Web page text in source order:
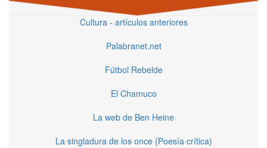
Cultura - artículos anteriores
Palabranet.net
Fútbol Rebelde
El Chamuco
La web de Ben Heine
La singladura de los once (Poesía crítica)